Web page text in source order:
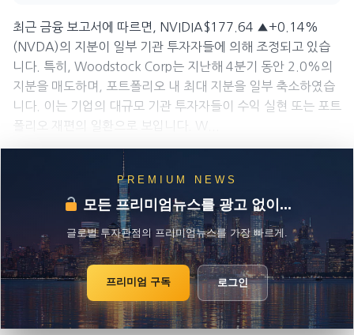
최근 금융 보고서에 따르면, NVIDIA$177.64 ▲+0.14%
(NVDA)의 지분이 일부 기관 투자자들에 의해 조정되고 있습
니다. 특히, Woodstock Corp는 지난해 4분기 동안 2.0%의
지분을 매도하며, 포트폴리오 내 최대 지분을 일부 축소하였습
니다. 이는 기업의 대규모 기관 투자자들이 수익 실현 또는 포트
폴리오 재편의 일환으로 보입니다. W...
PREMIUM NEWS
모든 프리미엄뉴스를 광고 없이...
글로벌 투자관점의 프리미엄뉴스를 가장 빠르게.
프리미엄 구독 로그인